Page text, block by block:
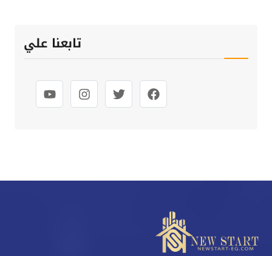
تابعنا علي